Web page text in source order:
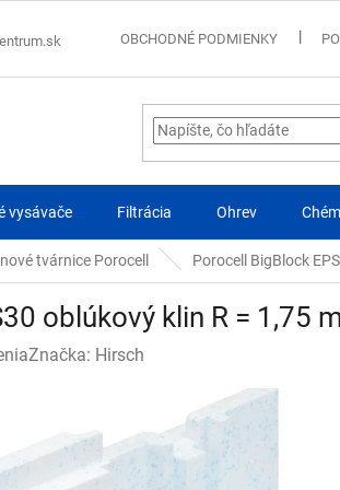
OBCHODNÉ PODMIENKY
vysávače Filtrácia Ohrev
tvárnice Porocell Porocell BigBlock
oblúkový klin R = 1,75 m
Značka: Hirsch